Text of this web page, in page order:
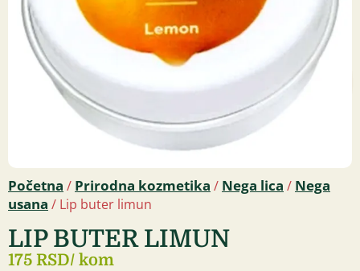
Početna / Prirodna kozmetika / Nega lica / Nega
usana / Lip buter limun
LIP BUTER LIMUN
175 RSD/ kom